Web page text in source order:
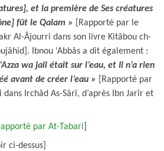
et la première de Ses créatures
fût le Qalam »
[Rapporté par le
Al-Âjourri dans son livre Kitâbou ch-
Ibnou ‘Abbâs a dit également :
wa jall était sur l’eau, et Il n’a rien
avant de créer l’eau »
[Rapporté par
dans Irchâd As-Sârî, d’après Ibn Jarîr et
par At-Tabari
ci-dessus]